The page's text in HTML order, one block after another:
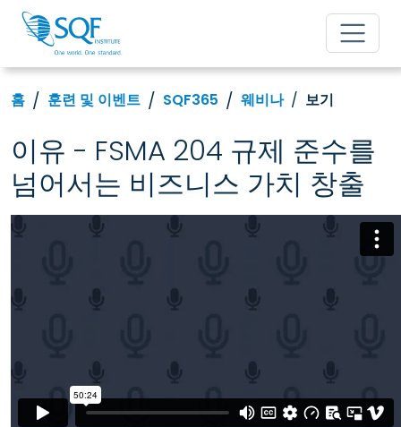
홈 훈련 및 이벤트 SQF365 웨비나 보기
이유 - FSMA 204 규제 준수를
넘어서는 비즈니스 가치 창출